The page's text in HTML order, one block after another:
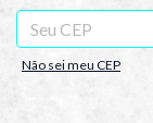
Não sei meu CEP